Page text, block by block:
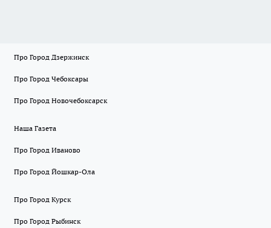
Про Город Дзержинск
Про Город Чебоксары
Про Город Новочебоксарск
Наша Газета
Про Город Иваново
Про Город Йошкар-Ола
Про Город Курск
Про Город Рыбинск